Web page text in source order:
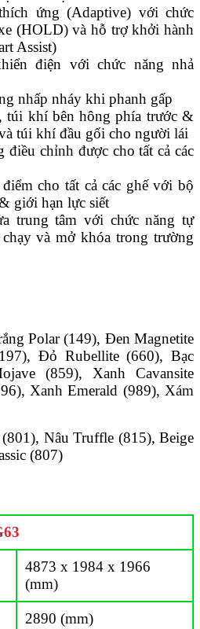
ứng (Adaptive) với chức
(HOLD) và hỗ trợ khởi hành
Assist)
điện với chức năng nhả
nhấp nháy khi phanh gấp
túi khí bên hông phía trước &
túi khí đầu gối cho người lái
điều chỉnh được cho tất cả các
cho tất cả các ghế với bộ
giới hạn lực siết
trung tâm với chức năng tự
và mở khóa trong trường
Polar (149), Đen Magnetite
Đỏ Rubellite (660), Bạc
(859), Xanh Cavansite
Xanh Emerald (989), Xám
Nâu Truffle (815), Beige
(807)
4873 x 1984 x 1966
(mm)
2890 (mm)